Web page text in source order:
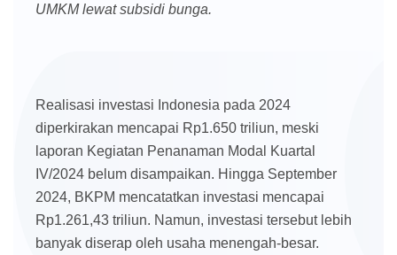
UMKM lewat subsidi bunga.
Realisasi investasi Indonesia pada 2024
diperkirakan mencapai Rp1.650 triliun, meski
laporan Kegiatan Penanaman Modal Kuartal
IV/2024 belum disampaikan. Hingga September
2024, BKPM mencatatkan investasi mencapai
Rp1.261,43 triliun. Namun, investasi tersebut lebih
banyak diserap oleh usaha menengah-besar.